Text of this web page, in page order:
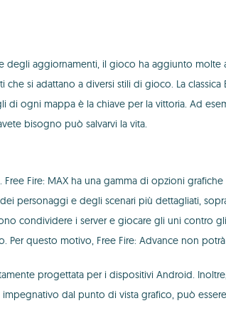
aggiornamenti, il gioco ha aggiunto molte
si adattano a diversi stili di gioco. La
ogni mappa è la chiave per la vittoria. Ad
bisogno può salvarvi la vita.
Free Fire: MAX ha una gamma di opzioni
personaggi e degli scenari più dettagliati,
condividere i server e giocare gli uni contro
questo motivo, Free Fire: Advance non
progettata per i dispositivi Android.
dal punto di vista grafico, può